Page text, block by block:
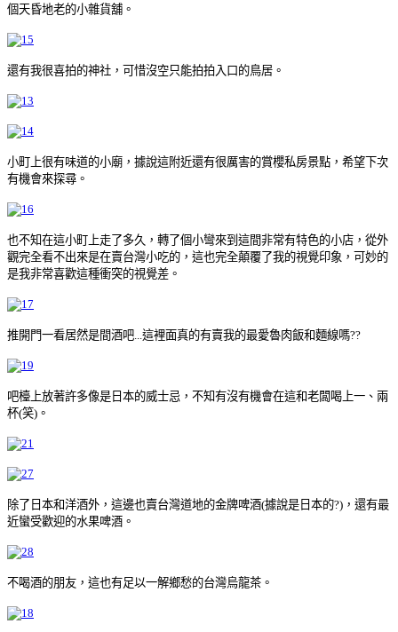
個天昏地老的小雜貨舖。
還有我很喜拍的神社，可惜沒空只能拍拍入口的鳥居。
小町上很有味道的小廟，據說這附近還有很厲害的賞櫻私房景點，希望下次
有機會來探尋。
也不知在這小町上走了多久，轉了個小彎來到這間非常有特色的小店，從外
觀完全看不出來是在賣台灣小吃的，這也完全顛覆了我的視覺印象，可妙的
是我非常喜歡這種衝突的視覺差。
推開門一看居然是間酒吧...這裡面真的有賣我的最愛魯肉飯和麵線嗎??
吧檯上放著許多像是日本的威士忌，不知有沒有機會在這和老闆喝上一、兩
杯(笑)。
除了日本和洋酒外，這邊也賣台灣道地的金牌啤酒(據說是日本的?)，還有最
近蠻受歡迎的水果啤酒。
不喝酒的朋友，這也有足以一解鄉愁的台灣烏龍茶。